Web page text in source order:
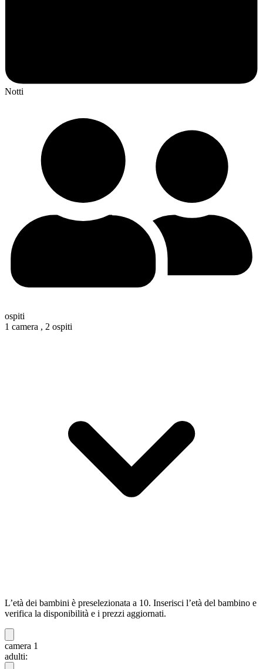
Notti
ospiti
1 camera , 2 ospiti
L’età dei bambini è preselezionata a 10. Inserisci l’età del bambino e
verifica la disponibilità e i prezzi aggiornati.
camera 1
adulti: